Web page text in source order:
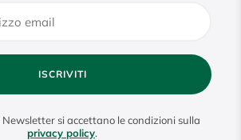
ISCRIVITI
Newsletter si accettano le condizioni sulla
privacy policy.